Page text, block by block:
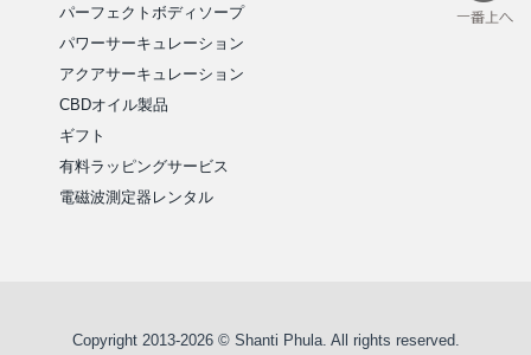
パーフェクトボディソープ
パワーサーキュレーション
アクアサーキュレーション
CBDオイル製品
ギフト
有料ラッピングサービス
電磁波測定器レンタル
Copyright 2013-2026 © Shanti Phula. All rights reserved.